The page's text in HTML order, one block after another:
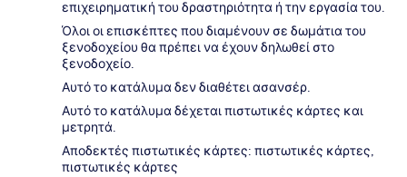
επιχειρηματική του δραστηριότητα ή την εργασία του.
Όλοι οι επισκέπτες που διαμένουν σε δωμάτια του
ξενοδοχείου θα πρέπει να έχουν δηλωθεί στο
ξενοδοχείο.
Αυτό το κατάλυμα δεν διαθέτει ασανσέρ.
Αυτό το κατάλυμα δέχεται πιστωτικές κάρτες και
μετρητά.
Αποδεκτές πιστωτικές κάρτες: πιστωτικές κάρτες,
πιστωτικές κάρτες